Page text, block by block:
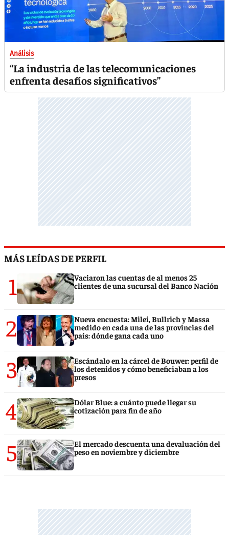
Análisis
“La industria de las telecomunicaciones
enfrenta desafíos significativos”
MÁS LEÍDAS DE PERFIL
1
Vaciaron las cuentas de al menos 25
clientes de una sucursal del Banco Nación
2
Nueva encuesta: Milei, Bullrich y Massa
medido en cada una de las provincias del
país: dónde gana cada uno
3
Escándalo en la cárcel de Bouwer: perfil de
los detenidos y cómo beneficiaban a los
presos
4
Dólar Blue: a cuánto puede llegar su
cotización para fin de año
5
El mercado descuenta una devaluación del
peso en noviembre y diciembre